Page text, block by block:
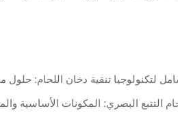
لتكنولوجيا تنقية دخان اللحام: حلول
التتبع البصري: المكونات الأساسية